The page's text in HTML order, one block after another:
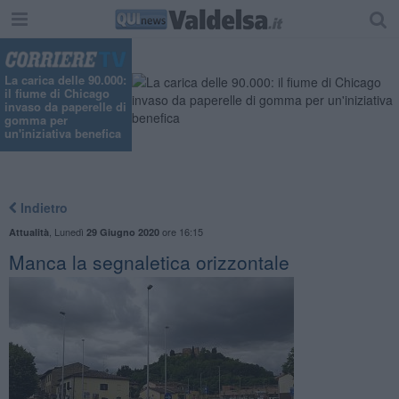
La carica delle 90.000:
il fiume di Chicago
invaso da paperelle di
gomma per
un'iniziativa benefica
Indietro
Attualità Lunedì 29 Giugno 2020ore 16:15
Manca la segnaletica orizzontale